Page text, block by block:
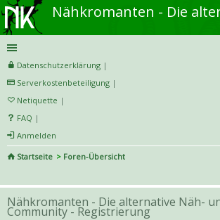
Datenschutzerklärung |
Serverkostenbeteiligung |
Netiquette |
FAQ |
Anmelden
Startseite
Foren-Übersicht
uc
he
Nähkromanten - Die alternative Näh-
Community - Registrierung